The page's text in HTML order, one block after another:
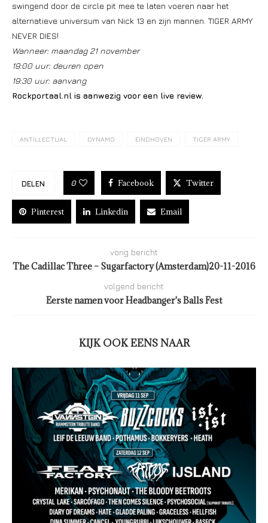
swingend door de circle pit mee te laten voeren naar het
alternatieve universum van Nick 13 en zijn mannen. TIGER ARMY
NEVER DIES!
Wanneer: maandag 21 november
19:00 uur: deuren open
19:30 uur: aanvang
Rockportaal.nl is aanwezig voor een live review.
ANTILLECTUAL DYNAMO EINDHOVEN TIGER ARMY
DELEN 0 Facebook Twitter
Pinterest Linkedin Email
vorig bericht
The Cadillac Three – Sugarfactory (Amsterdam)20-11-2016
volgend bericht
Eerste namen voor Headbanger's Balls Fest
KIJK OOK EENS NAAR